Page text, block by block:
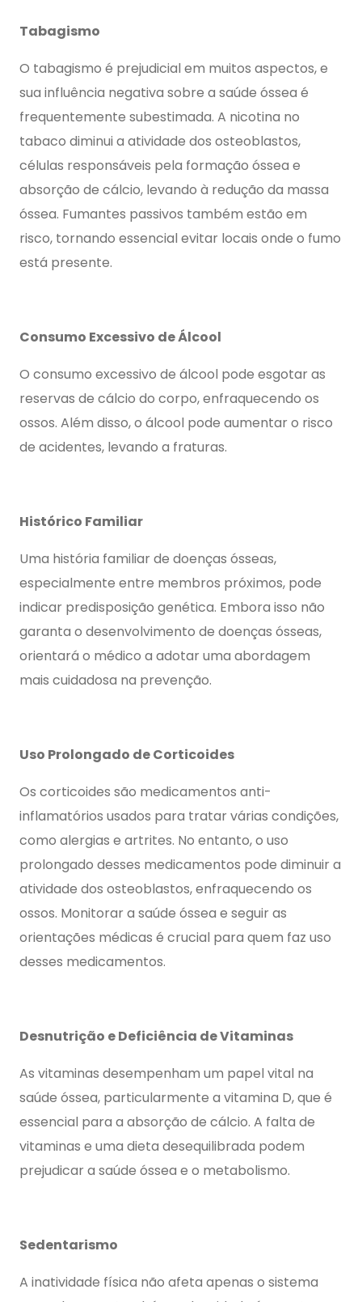
Tabagismo
O tabagismo é prejudicial em muitos aspectos, e
sua influência negativa sobre a saúde óssea é
frequentemente subestimada. A nicotina no
tabaco diminui a atividade dos osteoblastos,
células responsáveis pela formação óssea e
absorção de cálcio, levando à redução da massa
óssea. Fumantes passivos também estão em
risco, tornando essencial evitar locais onde o fumo
está presente.
Consumo Excessivo de Álcool
O consumo excessivo de álcool pode esgotar as
reservas de cálcio do corpo, enfraquecendo os
ossos. Além disso, o álcool pode aumentar o risco
de acidentes, levando a fraturas.
Histórico Familiar
Uma história familiar de doenças ósseas,
especialmente entre membros próximos, pode
indicar predisposição genética. Embora isso não
garanta o desenvolvimento de doenças ósseas,
orientará o médico a adotar uma abordagem
mais cuidadosa na prevenção.
Uso Prolongado de Corticoides
Os corticoides são medicamentos anti-
inflamatórios usados para tratar várias condições,
como alergias e artrites. No entanto, o uso
prolongado desses medicamentos pode diminuir a
atividade dos osteoblastos, enfraquecendo os
ossos. Monitorar a saúde óssea e seguir as
orientações médicas é crucial para quem faz uso
desses medicamentos.
Desnutrição e Deficiência de Vitaminas
As vitaminas desempenham um papel vital na
saúde óssea, particularmente a vitamina D, que é
essencial para a absorção de cálcio. A falta de
vitaminas e uma dieta desequilibrada podem
prejudicar a saúde óssea e o metabolismo.
Sedentarismo
A inatividade física não afeta apenas o sistema